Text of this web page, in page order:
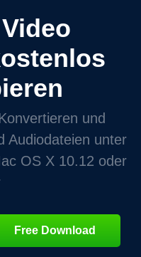
und
Audiodateien unter
OS X 10.12 oder
Free Download